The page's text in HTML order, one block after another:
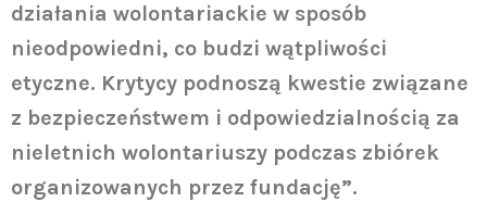
działania wolontariackie w sposób
nieodpowiedni, co budzi wątpliwości
etyczne. Krytycy podnoszą kwestie związane
z bezpieczeństwem i odpowiedzialnością za
nieletnich wolontariuszy podczas zbiórek
organizowanych przez fundację”.